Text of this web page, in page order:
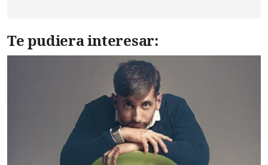
Te pudiera interesar: